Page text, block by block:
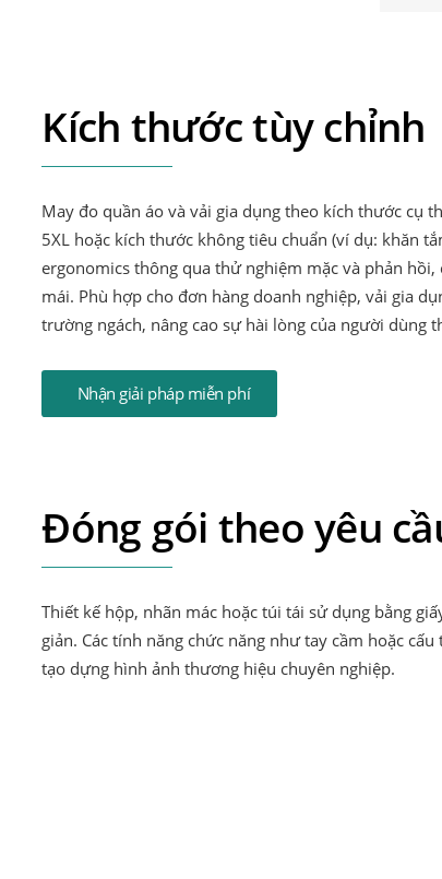
Kích thước tùy chỉnh
May đo quần áo và vải gia dụng theo kích thước cụ
5XL hoặc kích thước không tiêu chuẩn (ví dụ: khăn
ergonomics thông qua thử nghiệm mặc và phản
mái. Phù hợp cho đơn hàng doanh nghiệp, vải gia
trường ngách, nâng cao sự hài lòng của người dùng
Nhận giải pháp miễn phí
Đóng gói theo yêu
Thiết kế hộp, nhãn mác hoặc túi tái sử dụng bằng
giản. Các tính năng chức năng như tay cầm hoặc
tạo dựng hình ảnh thương hiệu chuyên nghiệp.